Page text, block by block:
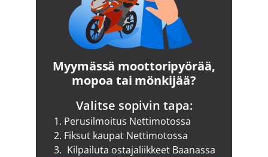
Myymässä moottoripyörää,
mopoa tai mönkijää?
Valitse sopivin tapa:
1. Perusilmoitus Nettimotossa
2. Fiksut kaupat Nettimotossa
3. Kilpailuta ostajaliikkeet Baanassa